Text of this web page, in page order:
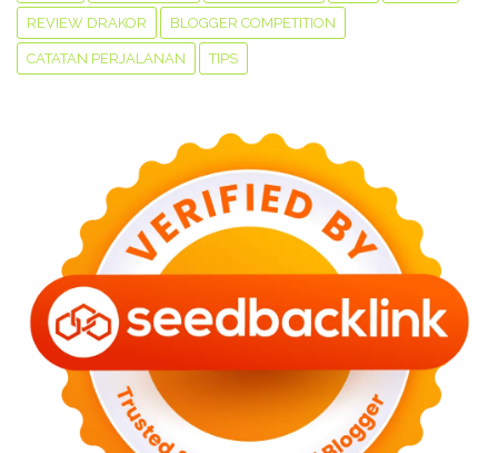
REVIEW DRAKOR BLOGGER COMPETITION
CATATAN PERJALANAN TIPS